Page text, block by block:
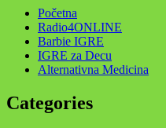
Početna
Radio4ONLINE
Barbie IGRE
IGRE za Decu
Alternativna Medicina
Categories